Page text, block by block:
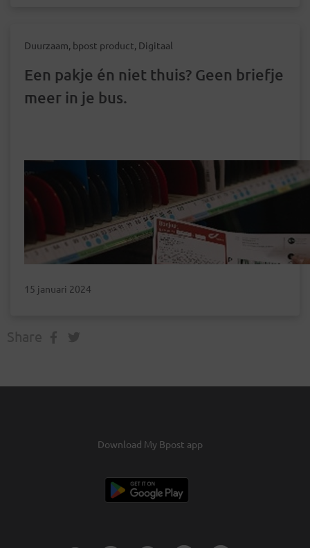
Duurzaam, bpost product, Digitaal
Een pakje én niet thuis? Geen briefje
meer in je bus.
15 januari 2024
Download My Bpost app